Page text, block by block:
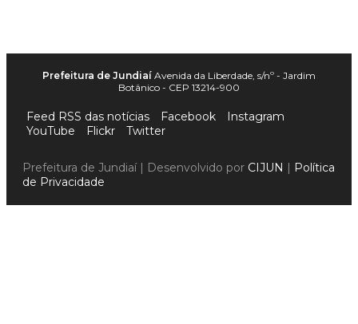
Prefeitura de Jundiaí Avenida da Liberdade, s/nº - Jardim
Botânico - CEP 13214-900
Feed RSS das notícias Facebook
Instagram
YouTube
Flickr Twitter
Prefeitura de Jundiaí | Desenvolvido por CIJUN
Política
de Privacidade